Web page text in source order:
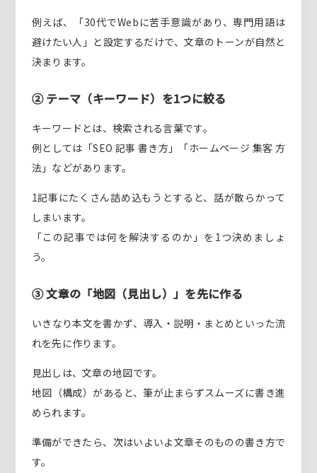
例えば、「30代でWebに苦手意識があり、専門用語は
避けたい人」と設定するだけで、文章のトーンが自然と
決まります。
② テーマ（キーワード）を1つに絞る
キーワードとは、検索される言葉です。
例としては「SEO 記事 書き方」「ホームページ 集客 方
法」などがあります。
1記事にたくさん詰め込もうとすると、話が散らかって
しまいます。
「この記事では何を解決するのか」を1つ決めましょ
う。
③ 文章の「地図（見出し）」を先に作る
いきなり本文を書かず、導入・説明・まとめといった流
れを先に作ります。
見出しは、文章の地図です。
地図（構成）があると、筆が止まらずスムーズに書き進
められます。
準備ができたら、次はいよいよ文章そのものの書き方で
す。